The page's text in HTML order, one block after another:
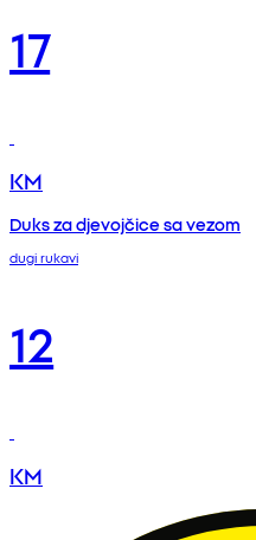
17
KM
Duks za djevojčice sa vezom
dugi rukavi
12
KM